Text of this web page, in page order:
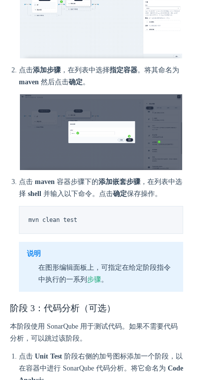
点击添加步骤 ，在列表中选择指定容器。将其命名为
maven 然后点击确定。
点击 maven 容器步骤下的添加嵌套步骤 ，在列表中选
择 shell 并输入以下命令。点击确定保存操作。
mvn clean test
说明
在图形编辑面板上，可指定在给定阶段指令
中执行的一系列 步骤。
阶段 3：代码分析（可选）
本阶段使用 SonarQube 用于测试代码。如果不需要代码
分析，可以跳过该阶段。
点击 Unit Test 阶段右侧的加号图标添加一个阶段，以
在容器中进行 SonarQube 代码分析。将它命名为 Code